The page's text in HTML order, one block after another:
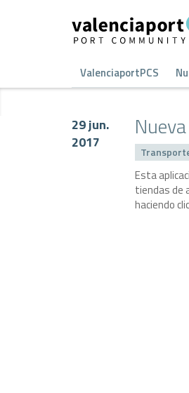
ValenciaportPCS
29 jun.
2017
Esta
tiendas de
haciendo